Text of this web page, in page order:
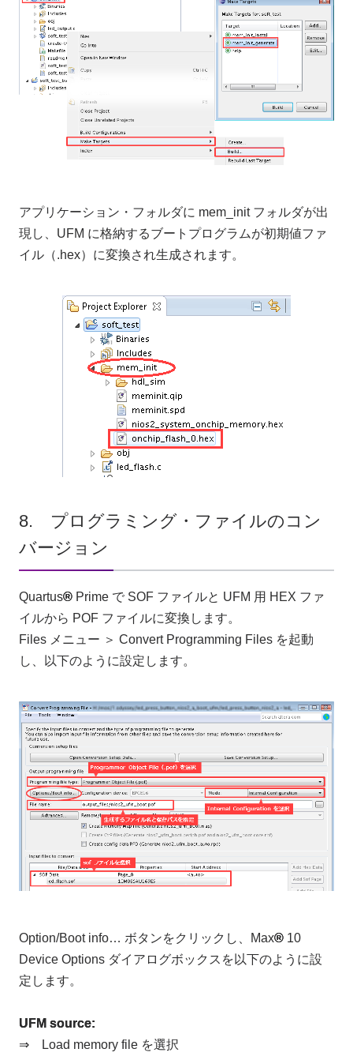
アプリケーション・フォルダに mem_init フォルダが出
現し、UFM に格納するブートプログラムが初期値ファ
イル（.hex）に変換され生成されます。
8. プログラミング・ファイルのコン
バージョン
Quartus®Prime で SOF ファイルと UFM 用 HEX ファ
イルから POF ファイルに変換します。
Files メニュー ＞ Convert Programming Files を起動
し、以下のように設定します。
Option/Boot info… ボタンをクリックし、Max®10
Device Options ダイアログボックスを以下のように設
定します。
UFM source:
⇒ Load memory file を選択